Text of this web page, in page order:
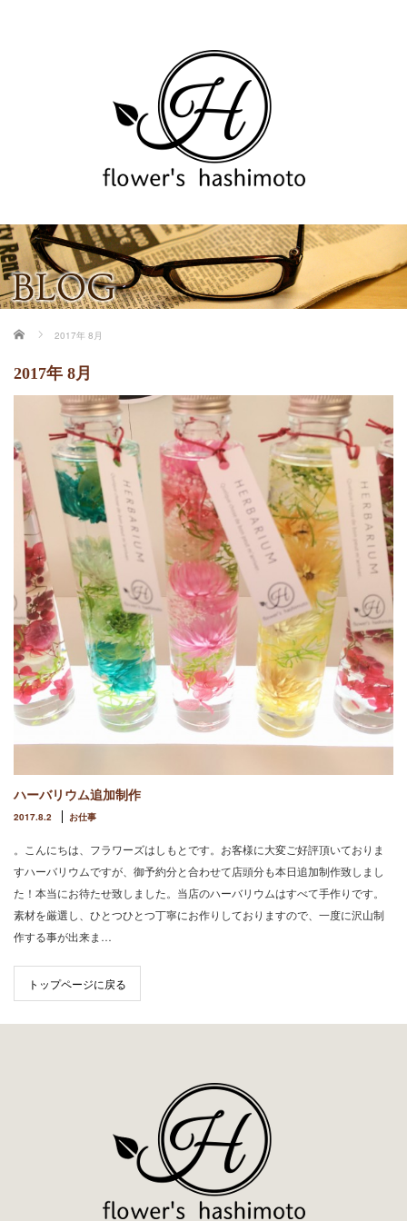
ホーム 2017年 8月
2017年 8月
ハーバリウム追加制作
2017.8.2 お仕事
。こんにちは、フラワーズはしもとです。お客様に大変ご好評頂いておりま
すハーバリウムですが、御予約分と合わせて店頭分も本日追加制作致しまし
た！本当にお待たせ致しました。当店のハーバリウムはすべて手作りです。
素材を厳選し、ひとつひとつ丁寧にお作りしておりますので、一度に沢山制
作する事が出来ま…
トップページに戻る